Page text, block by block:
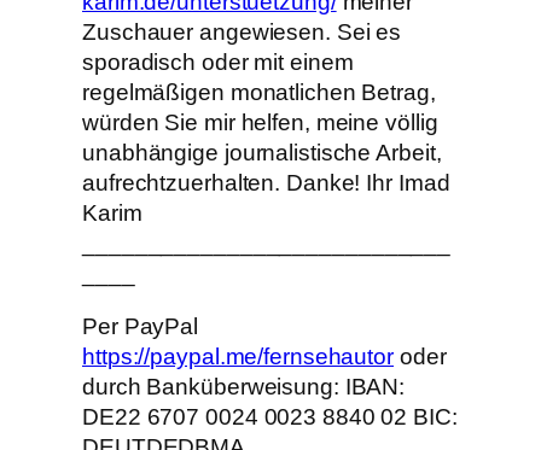
Zuschauer angewiesen. Sei es
sporadisch oder mit einem
regelmäßigen monatlichen Betrag,
würden Sie mir helfen, meine völlig
unabhängige journalistische Arbeit,
aufrechtzuerhalten. Danke! Ihr Imad
Karim
Per PayPal
https://paypal.me/fernsehautor oder
durch Banküberweisung: IBAN:
DE22 6707 0024 0023 8840 02 BIC: